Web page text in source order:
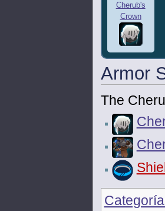
Cherub's
Crown
Armor
The